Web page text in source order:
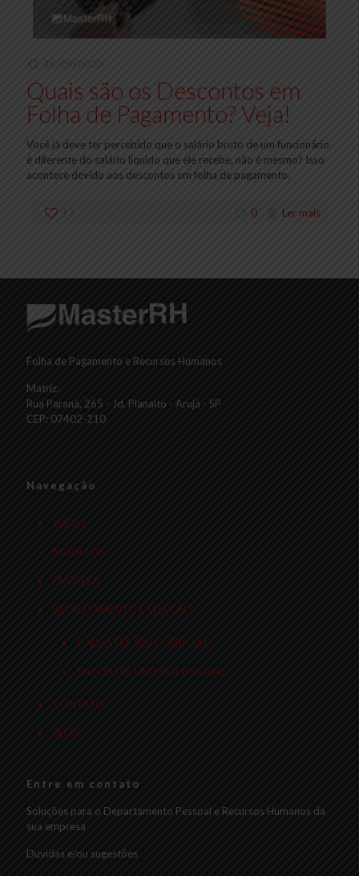
16/09/2020
Quais são os Descontos em
Folha de Pagamento? Veja!
Você já deve ter percebido que o salário bruto de um funcionário
é diferente do salário líquido que ele recebe, não é mesmo? Isso
acontece devido aos descontos em folha de pagamento.
17 0 Ler mais
Folha de Pagamento e Recursos Humanos
Matriz:
Rua Paraná, 265 - Jd. Planalto - Arujá - SP
CEP: 07402-210
Navegação
INÍCIO
MÓDULOS
EMPRESA
RECRUTAMENTO E SELEÇÃO
CADASTRE SEU CURRÍCULO
ENCONTRE UM PROFISSIONAL
CONTATO
BLOG
Entre em contato
Soluções para o Departamento Pessoal e Recursos Humanos da
sua empresa
Dúvidas e/ou sugestões